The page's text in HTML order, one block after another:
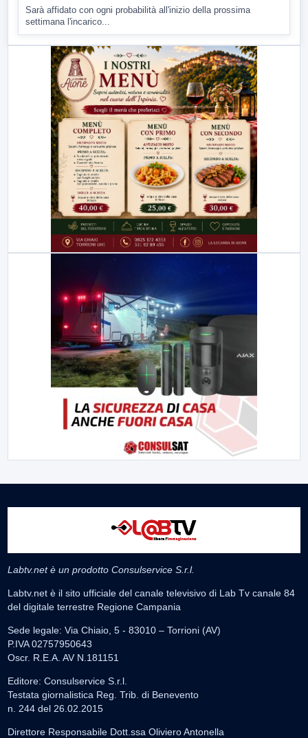
Sarà affidato con ogni probabilità all'inizio della prossima
settimana l'incarico...
Labtv.net è un prodotto Consulservice S.r.l.
Labtv.net è il sito ufficiale del canale televisivo di Lab Tv canale 84
del digitale terrestre Regione Campania
Sede legale: Via Chiaio, 5 - 83010 – Torrioni (AV)
P.IVA 02757950643
Oscr. R.E.A. AV N.181151
Editore: Consulservice S.r.l.
Testata giornalistica Reg. Trib. di Benevento
n. 244 del 26.02.2015
Direttore Responsabile Dott.ssa Oliviero Antonella